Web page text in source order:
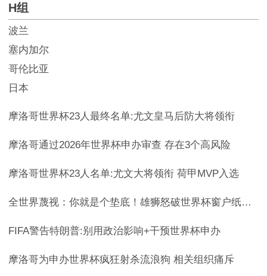
H组
波兰
塞内加尔
哥伦比亚
日本
摩洛哥世界杯23人最终名单:尤文皇马后防大将领衔
摩洛哥通过2026年世界杯申办审查 存在3个高风险
摩洛哥世界杯23人名单:尤文大将领衔 荷甲MVP入选
全世界蔑视：你就是个垫底！雄狮怒破世界杯窗户纸，看爷们创个历
FIFA警告特朗普:别用政治影响+干预世界杯申办
摩洛哥为申办世界杯疯狂射杀流浪狗 相关组织痛斥